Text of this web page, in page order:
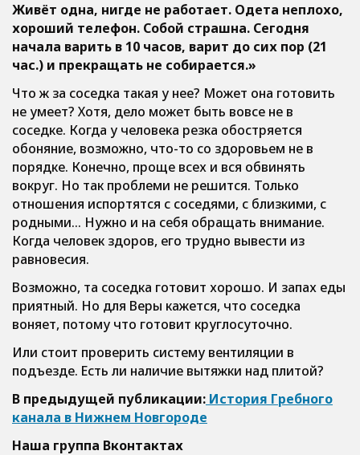
Живёт одна, нигде не работает. Одета неплохо,
хороший телефон. Собой страшна. Сегодня
начала варить в 10 часов, варит до сих пор (21
час.) и прекращать не собирается.»
Что ж за соседка такая у нее? Может она готовить
не умеет? Хотя, дело может быть вовсе не в
соседке. Когда у человека резка обостряется
обоняние, возможно, что-то со здоровьем не в
порядке. Конечно, проще всех и вся обвинять
вокруг. Но так проблеми не решится. Только
отношения испортятся с соседями, с близкими, с
родными… Нужно и на себя обращать внимание.
Когда человек здоров, его трудно вывести из
равновесия.
Возможно, та соседка готовит хорошо. И запах еды
приятный. Но для Веры кажется, что соседка
воняет, потому что готовит круглосуточно.
Или стоит проверить систему вентиляции в
подъезде. Есть ли наличие вытяжки над плитой?
В предыдущей публикации: История Гребного
канала в Нижнем Новгороде
Наша группа Вконтактах